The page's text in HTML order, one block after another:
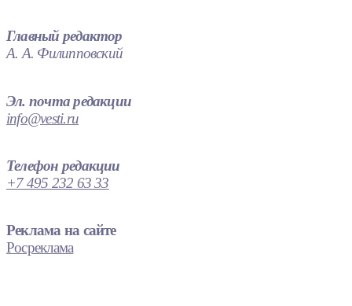
Главный редактор
А. А. Филипповский
Эл. почта редакции
info@vesti.ru
Телефон редакции
+7 495 232 63 33
Реклама на сайте
Росреклама